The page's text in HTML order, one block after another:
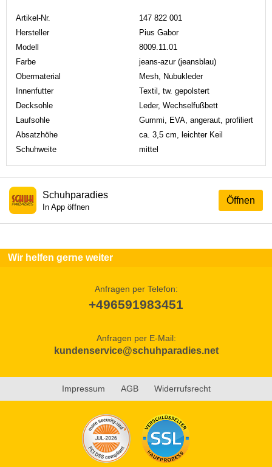
Artikel-Nr.
147 822 001
Hersteller
Pius Gabor
Modell
8009.11.01
Farbe
jeans-azur (jeansblau)
Obermaterial
Mesh, Nubukleder
Innenfutter
Textil, tw. gepolstert
Decksohle
Leder, Wechselfußbett
Laufsohle
Gummi, EVA, angeraut, profiliert
Absatzhöhe
ca. 3,5 cm, leichter Keil
Schuhweite
mittel
Öffnen
Schuhparadies
In App öffnen
Wir helfen gerne weiter
Anfragen per Telefon:
+496591983451
Anfragen per E-Mail:
kundenservice@schuhparadies.net
Impressum AGB Widerrufsrecht